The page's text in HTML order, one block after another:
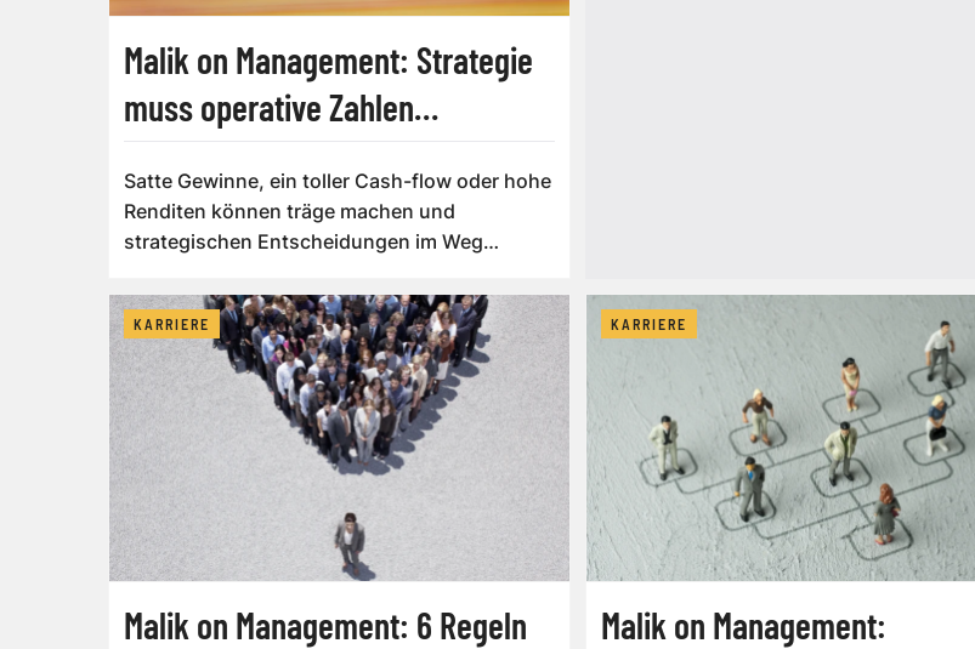
Malik on Management: Strategie
muss operative Zahlen
Satte Gewinne, ein toller Cash-flow oder hohe
Renditen können träge machen und
strategischen Entscheidungen im Weg
KARRIERE
Malik on Management: 6 Regeln
KARRIERE
Malik on Management: